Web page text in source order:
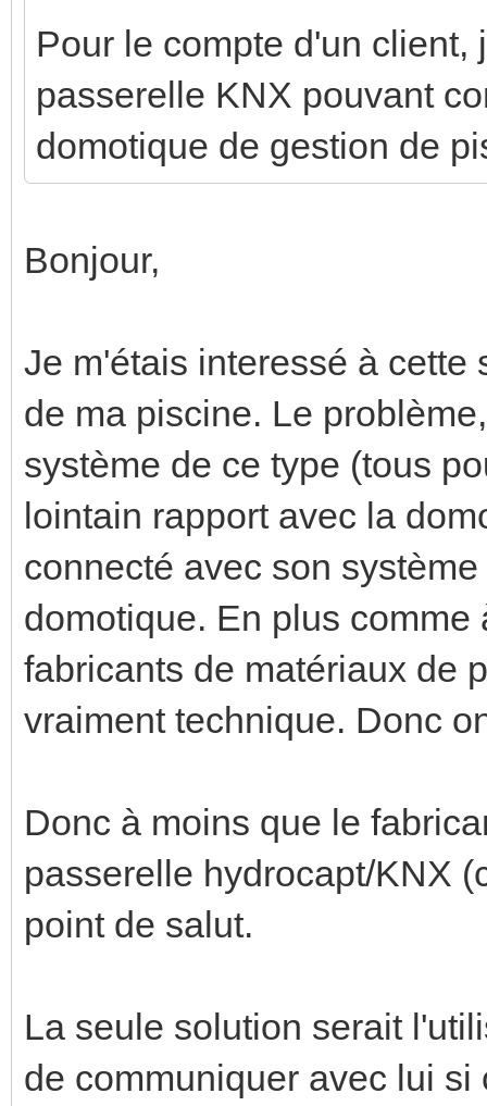
Pour le compte d'un
passerelle KNX pouvant
domotique de gestion de
Bonjour,
Je m'étais interessé à
de ma piscine. Le
système de ce type (tous
lointain rapport avec la
connecté avec son
domotique. En plus
fabricants de matériaux de
vraiment technique. Donc
Donc à moins que le
passerelle hydrocapt/KNX
point de salut.
La seule solution serait
de communiquer avec lui